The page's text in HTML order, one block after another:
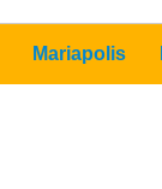
Mariapolis